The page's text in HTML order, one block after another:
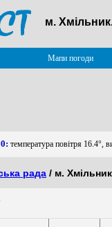
м.
Мапи погоди
температура повітря 16.4°,
рада / м. Хмільник